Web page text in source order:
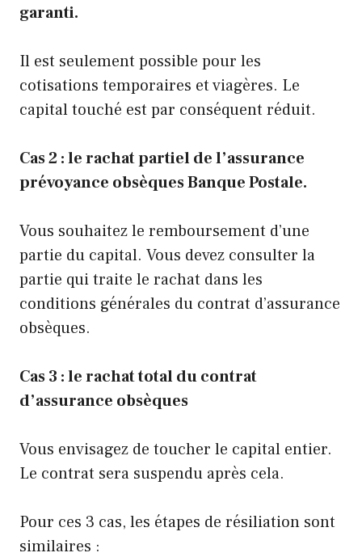
garanti.
Il est seulement possible pour les
cotisations temporaires et viagères. Le
capital touché est par conséquent réduit.
Cas 2 : le rachat partiel de l’assurance
prévoyance obsèques Banque Postale.
Vous souhaitez le remboursement d’une
partie du capital. Vous devez consulter la
partie qui traite le rachat dans les
conditions générales du contrat d’assurance
obsèques.
Cas 3 : le rachat total du contrat
d’assurance obsèques
Vous envisagez de toucher le capital entier.
Le contrat sera suspendu après cela.
Pour ces 3 cas, les étapes de résiliation sont
similaires :